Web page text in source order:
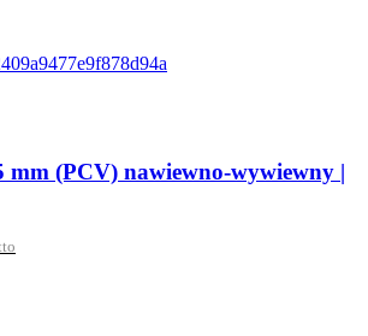
mm (PCV) nawiewno-wywiewny |